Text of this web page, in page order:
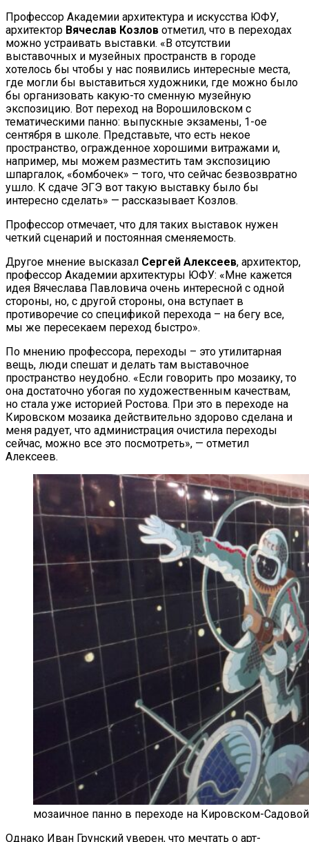
Профессор Академии архитектура и искусства ЮФУ,
архитектор Вячеслав Козлов отметил, что в переходах
можно устраивать выставки. «В отсутствии
выставочных и музейных пространств в городе
хотелось бы чтобы у нас появились интересные места,
где могли бы выставиться художники, где можно было
бы организовать какую-то сменную музейную
экспозицию. Вот переход на Ворошиловском с
тематическими панно: выпускные экзамены, 1-ое
сентября в школе. Представьте, что есть некое
пространство, огражденное хорошими витражами и,
например, мы можем разместить там экспозицию
шпаргалок, «бомбочек» – того, что сейчас безвозвратно
ушло. К сдаче ЭГЭ вот такую выставку было бы
интересно сделать» — рассказывает Козлов.
Профессор отмечает, что для таких выставок нужен
четкий сценарий и постоянная сменяемость.
Другое мнение высказал Сергей Алексеев, архитектор,
профессор Академии архитектуры ЮФУ: «Мне кажется
идея Вячеслава Павловича очень интересной с одной
стороны, но, с другой стороны, она вступает в
противоречие со спецификой перехода – на бегу все,
мы же пересекаем переход быстро».
По мнению профессора, переходы – это утилитарная
вещь, люди спешат и делать там выставочное
пространство неудобно. «Если говорить про мозаику, то
она достаточно убогая по художественным качествам,
но стала уже историей Ростова. При это в переходе на
Кировском мозаика действительно здорово сделана и
меня радует, что администрация очистила переходы
сейчас, можно все это посмотреть», — отметил
Алексеев.
мозаичное панно в переходе на Кировском-
Однако Иван Грунский уверен, что мечтать о арт-